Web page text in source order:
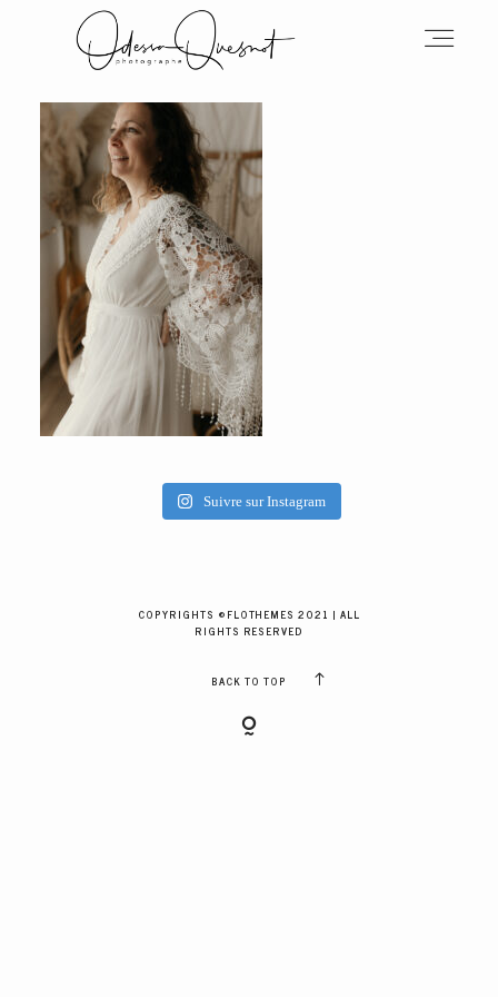
Suivre sur Instagram
COPYRIGHTS ©FLOTHEMES 2021 | ALL
RIGHTS RESERVED
BACK TO TOP
INFOS
MON TRAVAIL
VOS MOTS D'AMOUR
BOH'AIME
GALERIES CLIENTS
RÉSERVER